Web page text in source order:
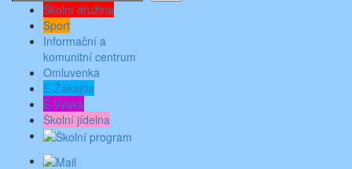
Školní družina
Sport
Informační a
komunitní centrum
Omluvenka
E-Žákajda
E-Výuka
Školní jídelna